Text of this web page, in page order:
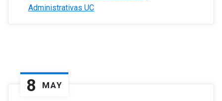
Administrativas UC
8 MAY